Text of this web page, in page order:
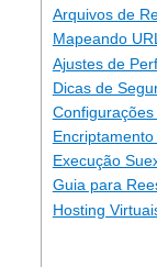
Arquivos de
Mapeando
Ajustes de
Dicas de
Execução
Guia para
Hosting